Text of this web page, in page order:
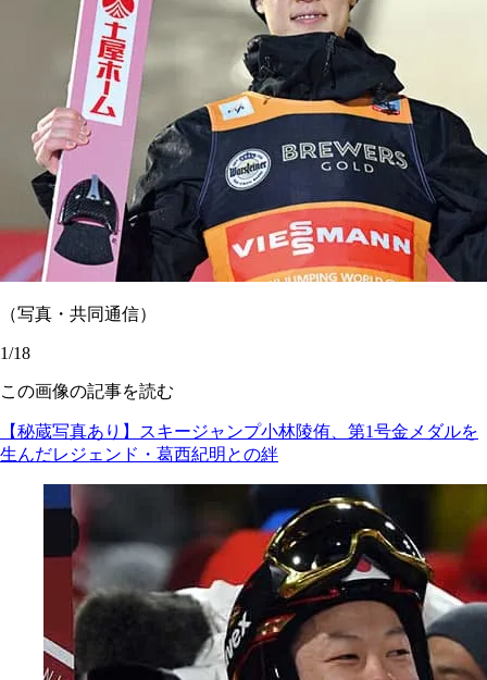
（写真・共同通信）
1/18
この画像の記事を読む
【秘蔵写真あり】スキージャンプ小林陵侑、第1号金メダルを
生んだレジェンド・葛西紀明との絆